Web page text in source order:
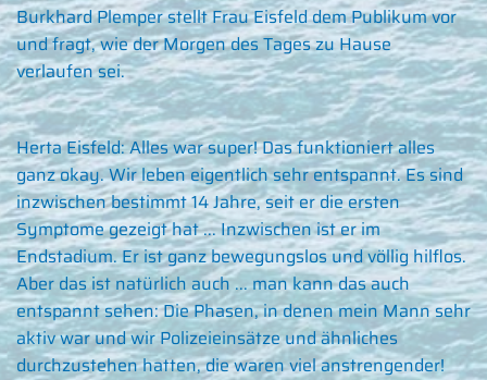
Burkhard Plemper stellt Frau Eisfeld dem Publikum vor
und fragt, wie der Morgen des Tages zu Hause
verlaufen sei.
Herta Eisfeld:Alles war super! Das funktioniert alles
ganz okay. Wir leben eigentlich sehr entspannt. Es sind
inzwischen bestimmt 14 Jahre, seit er die ersten
Symptome gezeigt hat ... Inzwischen ist er im
Endstadium. Er ist ganz bewegungslos und völlig hilflos.
Aber das ist natürlich auch ... man kann das auch
entspannt sehen: Die Phasen, in denen mein Mann sehr
aktiv war und wir Polizeieinsätze und ähnliches
durchzustehen hatten, die waren viel anstrengender!